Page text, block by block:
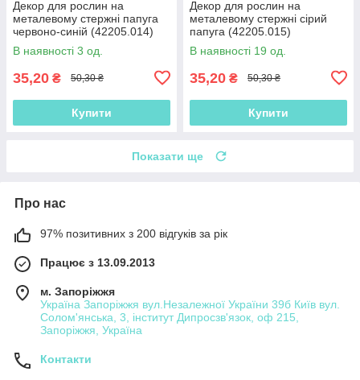
Декор для рослин на
металевому стержні папуга
червоно-синій (42205.014)
В наявності 3 од.
35,20 ₴ 50,30 ₴
Купити
Декор для рослин на
металевому стержні сірий
папуга (42205.015)
В наявності 19 од.
35,20 ₴ 50,30 ₴
Купити
Показати ще
Про нас
97% позитивних з 200 відгуків за рік
Працює з 13.09.2013
м. Запоріжжя
Україна Запоріжжя вул.Незалежної України 39б Київ вул.
Солом'янська, 3, інститут Дипросзв'язок, оф 215,
Запоріжжя, Україна
Контакти